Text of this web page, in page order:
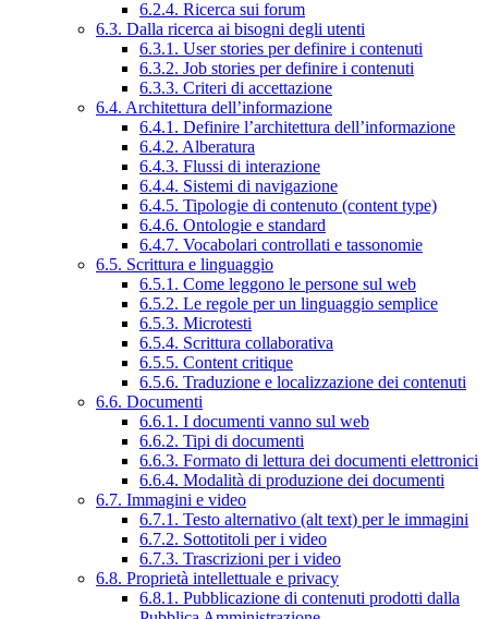
6.2.4. Ricerca sui forum
6.3. Dalla ricerca ai bisogni degli utenti
6.3.1. User stories per definire i contenuti
6.3.2. Job stories per definire i contenuti
6.3.3. Criteri di accettazione
6.4. Architettura dell’informazione
6.4.1. Definire l’architettura dell’informazione
6.4.2. Alberatura
6.4.3. Flussi di interazione
6.4.4. Sistemi di navigazione
6.4.5. Tipologie di contenuto (content type)
6.4.6. Ontologie e standard
6.4.7. Vocabolari controllati e tassonomie
6.5. Scrittura e linguaggio
6.5.1. Come leggono le persone sul web
6.5.2. Le regole per un linguaggio semplice
6.5.3. Microtesti
6.5.4. Scrittura collaborativa
6.5.5. Content critique
6.5.6. Traduzione e localizzazione dei contenuti
6.6. Documenti
6.6.1. I documenti vanno sul web
6.6.2. Tipi di documenti
6.6.3. Formato di lettura dei documenti elettronici
6.6.4. Modalità di produzione dei documenti
6.7. Immagini e video
6.7.1. Testo alternativo (alt text) per le immagini
6.7.2. Sottotitoli per i video
6.7.3. Trascrizioni per i video
6.8. Proprietà intellettuale e privacy
6.8.1. Pubblicazione di contenuti prodotti dalla